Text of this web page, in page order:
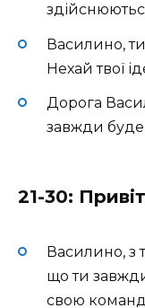
Василино,
Нехай твої
Дорога
завжди буде
21-30:
Василино, з
що ти
свою